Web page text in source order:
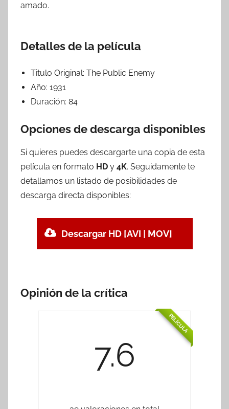
amado.
Detalles de la película
Titulo Original: The Public Enemy
Año: 1931
Duración: 84
Opciones de descarga disponibles
Si quieres puedes descargarte una copia de esta
película en formato HD y 4K. Seguidamente te
detallamos un listado de posibilidades de
descarga directa disponibles:
Descargar HD [AVI | MOV]
Opinión de la crítica
PELÍCULA
7.6